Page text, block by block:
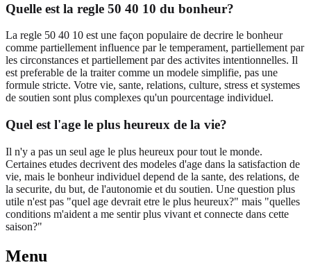
Quelle est la regle 50 40 10 du bonheur?
La regle 50 40 10 est une façon populaire de decrire le bonheur
comme partiellement influence par le temperament, partiellement par
les circonstances et partiellement par des activites intentionnelles. Il
est preferable de la traiter comme un modele simplifie, pas une
formule stricte. Votre vie, sante, relations, culture, stress et systemes
de soutien sont plus complexes qu'un pourcentage individuel.
Quel est l'age le plus heureux de la vie?
Il n'y a pas un seul age le plus heureux pour tout le monde.
Certaines etudes decrivent des modeles d'age dans la satisfaction de
vie, mais le bonheur individuel depend de la sante, des relations, de
la securite, du but, de l'autonomie et du soutien. Une question plus
utile n'est pas "quel age devrait etre le plus heureux?" mais "quelles
conditions m'aident a me sentir plus vivant et connecte dans cette
saison?"
Menu